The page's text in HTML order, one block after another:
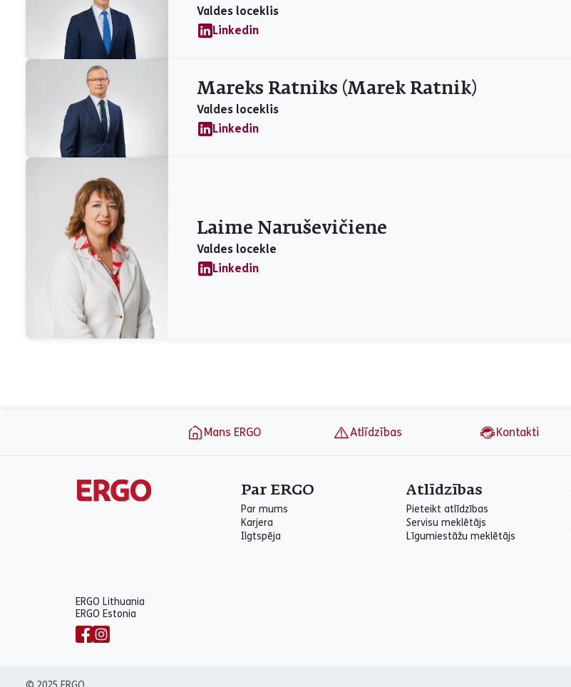
Valdes loceklis
Linkedin
Mareks Ratniks (Marek Ratnik)
Valdes loceklis
Linkedin
Laime Naruševičiene
Valdes locekle
Linkedin
aria_label_footerMans ERGO Atlīdzības Kontakti
Par ERGO
Par mums
Karjera
Ilgtspēja
Atlīdzības
Pieteikt atlīdzības
Servisu meklētājs
Līgumiestāžu meklētājs
ERGO Lithuania
ERGO Estonia